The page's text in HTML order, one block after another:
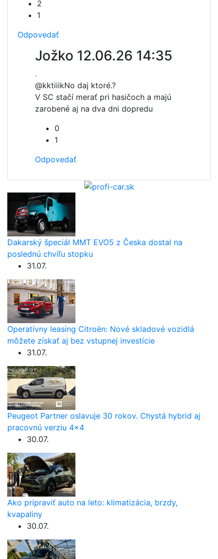
2
1
Odpovedať
Jožko 12.06.26 14:35
.
@kktiiikNo daj ktoré.?
V SC stačí merať pri hasičoch a majú
zarobené aj na dva dni dopredu
0
1
Odpovedať
Dakarský špeciál MMT EVO5 z Česka dostal na
poslednú chvíľu stopku
31.07.
Operatívny leasing Citroën: Nové skladové vozidlá
môžete získať aj bez vstupnej investície
31.07.
Peugeot Partner oslavuje 30 rokov. Chystá hybrid aj
pracovnú verziu 4×4
30.07.
Ako pripraviť auto na leto: klimatizácia, brzdy,
kvapaliny
30.07.